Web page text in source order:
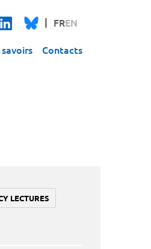
FREN
Contacts
LECTURES